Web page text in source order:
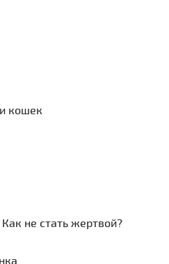
кошек
не стать жертвой?